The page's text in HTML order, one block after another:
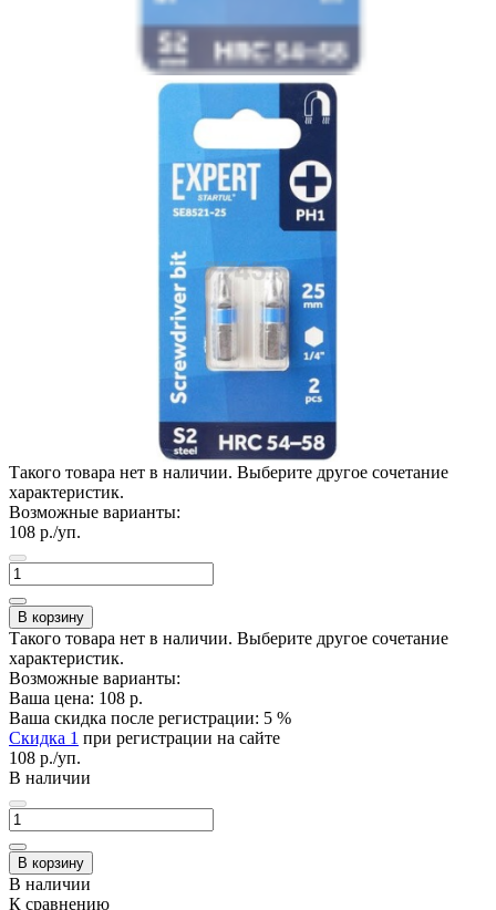
Такого товара нет в наличии. Выберите другое сочетание
характеристик.
Возможные варианты:
108 р./уп.
В корзину
Такого товара нет в наличии. Выберите другое сочетание
характеристик.
Возможные варианты:
Ваша цена: 108 р.
Ваша скидка после регистрации: 5 %
Скидка 1 при регистрации на сайте
108 р./уп.
В наличии
В корзину
В наличии
К сравнению